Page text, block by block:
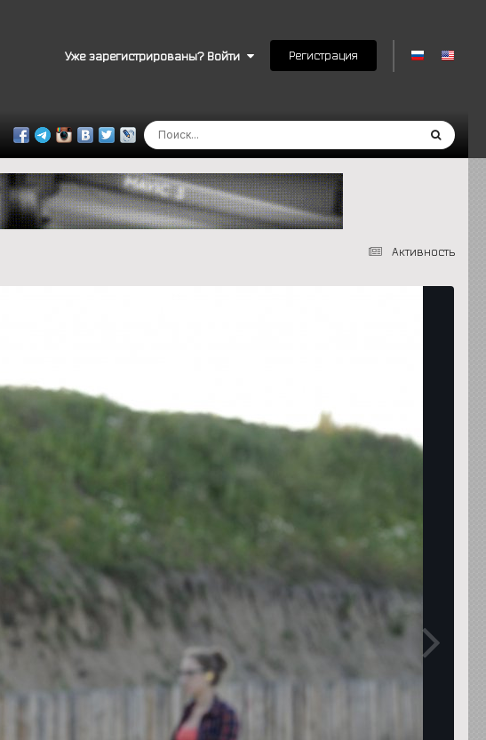
Уже зарегистрированы? Войти Регистрация
Активность